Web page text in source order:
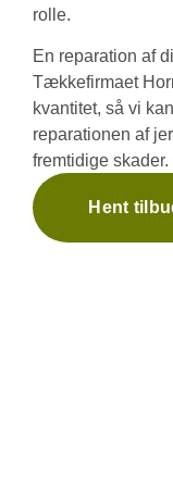
rolle.
En reparation af
Tækkefirmaet
kvantitet, så vi
reparationen af
fremtidige skader.
Hent